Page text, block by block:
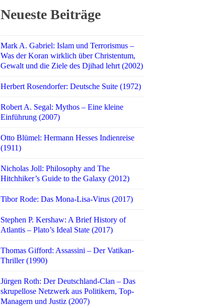
Neueste Beiträge
Mark A. Gabriel: Islam und Terrorismus –
Was der Koran wirklich über Christentum,
Gewalt und die Ziele des Djihad lehrt (2002)
Herbert Rosendorfer: Deutsche Suite (1972)
Robert A. Segal: Mythos – Eine kleine
Einführung (2007)
Otto Blümel: Hermann Hesses Indienreise
(1911)
Nicholas Joll: Philosophy and The
Hitchhiker’s Guide to the Galaxy (2012)
Tibor Rode: Das Mona-Lisa-Virus (2017)
Stephen P. Kershaw: A Brief History of
Atlantis – Plato’s Ideal State (2017)
Thomas Gifford: Assassini – Der Vatikan-
Thriller (1990)
Jürgen Roth: Der Deutschland-Clan – Das
skrupellose Netzwerk aus Politikern, Top-
Managern und Justiz (2007)